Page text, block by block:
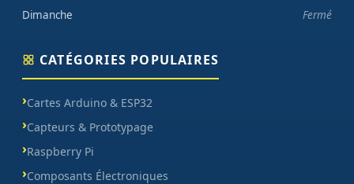
Dimanche
Fermé
CATÉGORIES POPULAIRES
Cartes Arduino & ESP32
Capteurs & Prototypage
Raspberry Pi
Composants Électroniques